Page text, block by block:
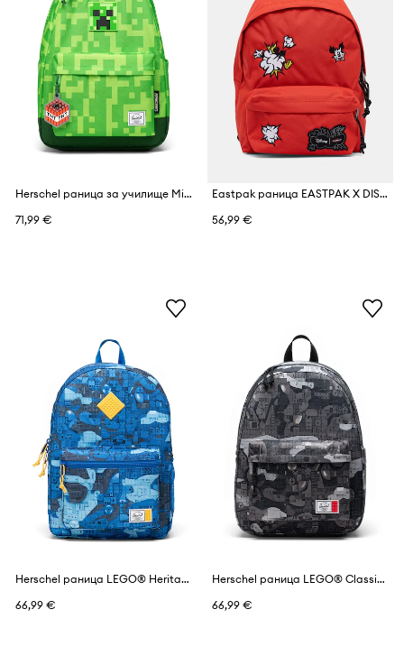
Herschel раница за училище Minecraft Classic™
71,99 €
Eastpak раница EASTPAK X DISNEY
56,99 €
Herschel раница LEGO® Heritage™
66,99 €
Herschel раница LEGO® Classic™
66,99 €